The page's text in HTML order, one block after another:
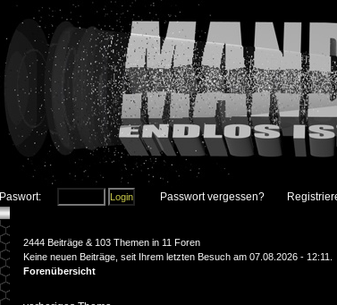
Paswort: Passwort vergessen?
2444 Beiträge & 103 Themen in 11 Foren
Keine neuen Beiträge, seit Ihrem letzten Besuch am 07.08.2026 - 12:11.
Forenübersicht